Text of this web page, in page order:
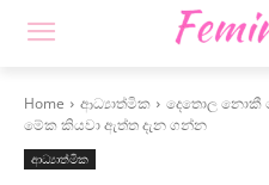
Home ආධ්‍යාත්මික
දෙතොල නොකී
මේක කියවා ඇත්ත දැන ගන්න
ආධ්‍යාත්මික